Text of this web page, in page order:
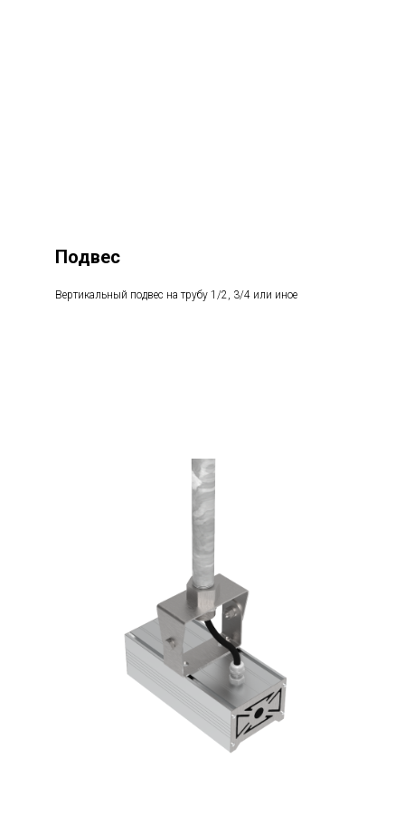
Подвес
Вертикальный подвес на трубу 1/2, 3/4 или иное